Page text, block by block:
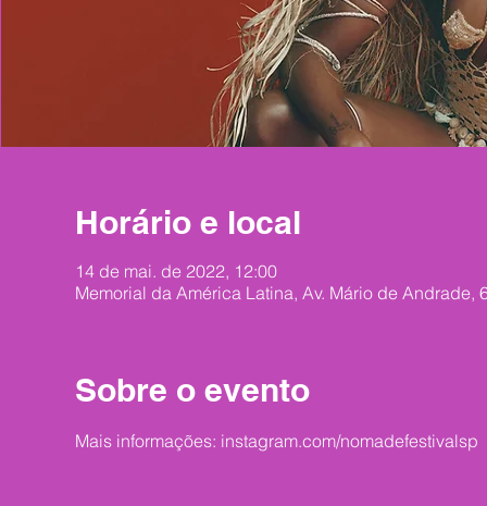
Horário e local
14 de mai. de 2022, 12:00
Memorial da América Latina, Av. Mário de Andrade,
Sobre o evento
Mais informações: instagram.com/nomadefestivalsp